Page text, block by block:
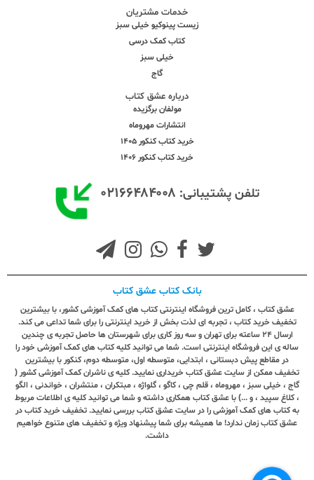
خدمات مشتریان
زیست پینوکیو خیلی سبز
کتاب کمک درسی
خیلی سبز
گاج
درباره عشق کتاب
مولفان برگزیده
انتشارات مهروماه
خرید کتاب کنکور 1405
خرید کتاب کنکور 1406
تلفن پشتیبانی: ۰۲۱۶۶۴۸۴۰۰۸
بانک کتاب عشق کتاب
عشق کتاب ، کامل ترین فروشگاه اینترنتی کتاب های کمک آموزشی کشور، با بیشترین
تخفیف خرید کتاب ، تجربه ای لذت بخش از خرید اینترنتی را برای شما تداعی می کند.
ارسال ٢٤ ساعته برای تهران و سه روز کاری برای شهرستان ها حاصل تجربه ی چندین
ساله ی این فروشگاه اینترنتی است. شما می توانید کلیه کتاب های کمک آموزشی خود را
در مقاطع پیش دبستانی ، ابتدایی، متوسطه اول، متوسطه دوم، کنکور با بیشترین
تخفیف ممکن از سایت عشق کتاب خریداری نمایید. کلیه ی ناشران کمک آموزشی کشور (
گاج ، خیلی سبز ، مهروماه ، قلم چی ، کاگو ، گلواژه ، مبتکران ، منتشران ، خواندنی ، الگو
، کلاغ سپید ، و ...) با عشق کتاب همکاری داشته و شما می توانید کلیه ی اطلاعات مربوط
به کتاب های کمک آموزشی را در سایت عشق کتاب بررسی نمایید. تخفیف خرید کتاب در
عشق کتاب زمان ندارد! ما همیشه برای شما پیشنهاد ویژه و تخفیف های متنوع خواهیم
داشت.